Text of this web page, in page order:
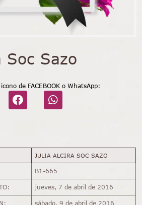
Soc Sazo
de FACEBOOK o WhatsApp:
JULIA ALCIRA SOC SAZO
B1-665
jueves, 7 de abril de 2016
sábado, 9 de abril de 2016